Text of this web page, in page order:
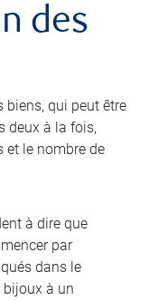
des
qui peut être
deux à la fois,
et le nombre de
à dire que
par
dans le
bijoux à un